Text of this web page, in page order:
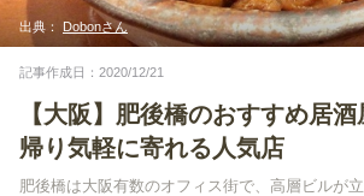
出典： Dobonさん
記事作成日：2020/12/21
【大阪】肥後橋のおすすめ居
帰り気軽に寄れる人気店
肥後橋は大阪有数のオフィス街で、高層ビルが